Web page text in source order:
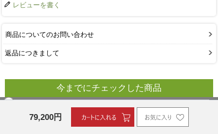
レビューを書く
商品についてのお問い合わせ
返品につきまして
今までにチェックした商品
79,200円